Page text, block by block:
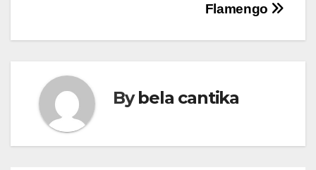
Flamengo
Bybela cantika